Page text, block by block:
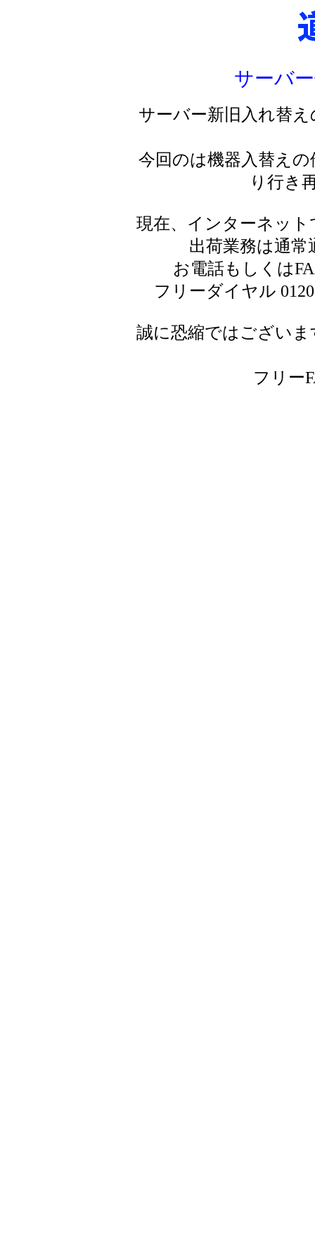
サーバ
サーバー新旧入れ替
今回のは機器入替え
り行き
現在、インターネッ
出荷業務は通
お電話もしくは
フリーダイヤル
誠に恐縮ではござい
フリー